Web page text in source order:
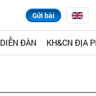
Gửi bài
DIỄN ĐÀN KH&CN ĐỊA